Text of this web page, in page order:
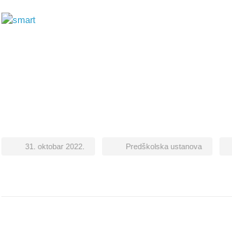
31. oktobar 2022. Predškolska ustanova